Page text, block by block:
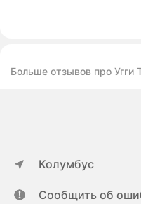
Больше отзывов про Угги
Колумбус
Сообщить об